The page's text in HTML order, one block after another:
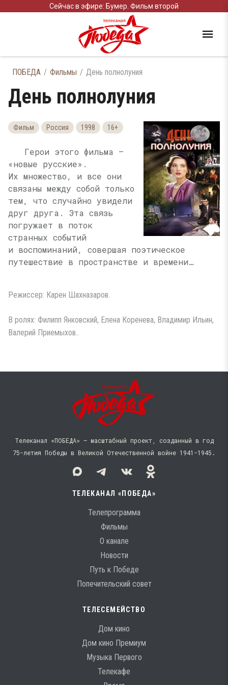
Сейчас в эфире: Бумер. Фильм второй
ПОБЕДА Фильмы День полнолуния
День полнолуния
Фильм Россия 1998 16+
Герои этого фильма —
«новые русские».
Их множество, и все они
связаны между собой только
тем, что случайно увидели
друг друга. Эта связь
погружает в поток
странных событий
и воспоминаний, совершая поэтическое
путешествие в пространстве и времени…
Режиссер: Карен Шахназаров.
В ролях: Филипп Янковский, Елена Коренева, Владимир Ильин,
Валерий Приемыхов..
Телеканал «ПОБЕДА» — масштабный проект, созданный в год
75-летия Победы в Великой Отечественной войне 1941−1945.
ТЕЛЕКАНАЛ «ПОБЕДА»
Телепрограмма
Фильмы
О канале
Новости
Путь к Победе
Попечительский совет
ТЕЛЕСЕМЕЙСТВО
Дом кино
Дом кино Премиум
Музыка Первого
Телекафе